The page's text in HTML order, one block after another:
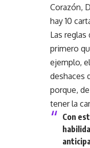
Corazón,
hay 10
Las
primero
ejemplo,
deshaces
porque,
tener la
Con